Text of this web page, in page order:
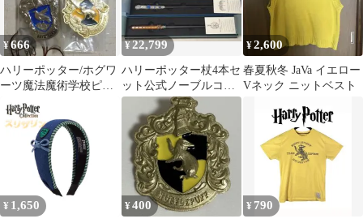
¥666
ハリーポッター/ホグワ
ーツ魔法魔術学校ピン
ズコレクション
¥22,799
ハリーポッター杖4本セ
ット公式ノーブルコレ
クション HarryPotter
¥2,600
春夏秋冬 JaVa イエロー
Vネック ニットベスト
¥ 1,650 ¥400 ¥ 790